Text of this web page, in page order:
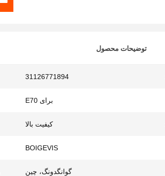
توضیحات محصول
31126771894
برای E70
کیفیت بالا
BOIGEVIS
گوانگدونگ، چین